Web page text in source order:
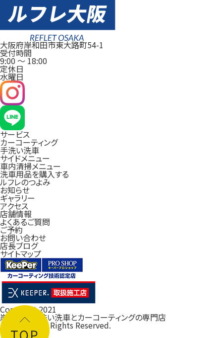
大阪府岸和田市東大路町54-1
受付時間
9:00 ～18:00
定休日
水曜日
サービス
カーコーティング
手洗い洗車
サイドメニュー
車内清掃メニュー
洗車用品を購入する
ルフレのつよみ
お知らせ
ギャラリー
アクセス
店舗情報
よくあるご質問
ご予約
お問い合わせ
店長ブログ
サイトマップ
Copyright 2021
岸和田の手洗い洗車とカーコーティングの専門店
ルフレ大阪 All Rights Reserved.